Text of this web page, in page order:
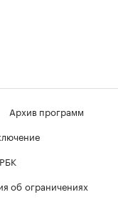
Архив программ
об ограничениях